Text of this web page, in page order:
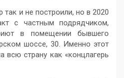
и не построили, но в 2020
с частным подрядчиком,
в помещении бывшего
шоссе, 30. Именно этот
всю страну как «концлагерь